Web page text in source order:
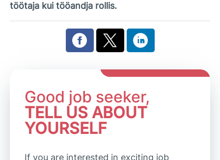
töötaja kui tööandja rollis.
Good job seeker,
TELL US ABOUT
YOURSELF
If you are interested in exciting job